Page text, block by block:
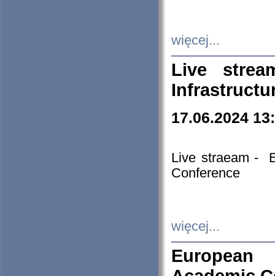
więcej...
Live
17.06.2024
Live straeam -
Conference
więcej...
European